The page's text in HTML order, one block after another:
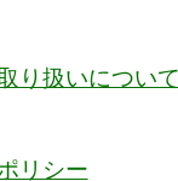
り扱いについて
リシー